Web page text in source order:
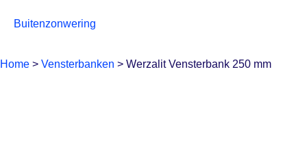
Buitenzonwering
Home > Vensterbanken > Werzalit Vensterbank 250 mm